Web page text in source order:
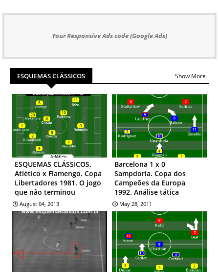
Your Responsive Ads code (Google Ads)
ESQUEMAS CLÁSSICOS Show More
ESQUEMAS CLÁSSICOS.
Atlético x Flamengo. Copa
Libertadores 1981. O jogo
que não terminou
August 04, 2013
Barcelona 1 x 0
Sampdoria. Copa dos
Campeões da Europa
1992. Análise tática
May 28, 2011